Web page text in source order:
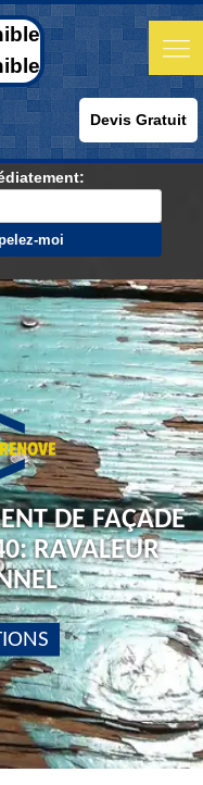
Devis Gratuit
DE FAÇADE
RAVALEUR